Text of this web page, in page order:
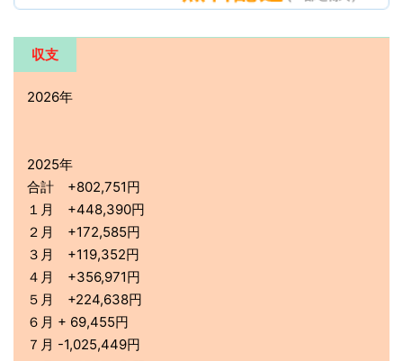
収支
2026年
2025年
合計 +802,751円
１月 +448,390円
２月 +172,585円
３月 +119,352円
４月 +356,971円
５月 +224,638円
６月 + 69,455円
７月 -1,025,449円